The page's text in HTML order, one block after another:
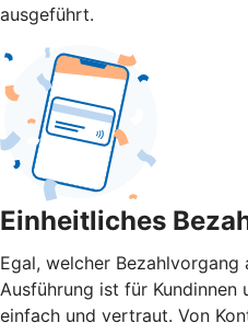
ausgeführt.
Einheitliches
Egal, welcher
Ausführung ist für Kundinnen
einfach und vertraut. Von